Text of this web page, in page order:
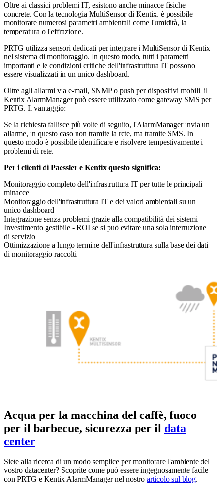
Oltre ai classici problemi IT, esistono anche minacce fisiche
concrete. Con la tecnologia MultiSensor di Kentix, è possibile
monitorare numerosi parametri ambientali come l'umidità, la
temperatura o l'effrazione.
PRTG utilizza sensori dedicati per integrare i MultiSensor di Kentix
nel sistema di monitoraggio. In questo modo, tutti i parametri
importanti e le condizioni critiche dell'infrastruttura IT possono
essere visualizzati in un unico dashboard.
Oltre agli allarmi via e-mail, SNMP o push per dispositivi mobili, il
Kentix AlarmManager può essere utilizzato come gateway SMS per
PRTG. Il vantaggio:
Se la richiesta fallisce più volte di seguito, l'AlarmManager invia un
allarme, in questo caso non tramite la rete, ma tramite SMS. In
questo modo è possibile identificare e risolvere tempestivamente i
problemi di rete.
Per i clienti di Paessler e Kentix questo significa:
Monitoraggio completo dell'infrastruttura IT per tutte le principali
minacce
Monitoraggio dell'infrastruttura IT e dei valori ambientali su un
unico dashboard
Integrazione senza problemi grazie alla compatibilità dei sistemi
Investimento gestibile - ROI se si può evitare una sola interruzione
di servizio
Ottimizzazione a lungo termine dell'infrastruttura sulla base dei dati
di monitoraggio raccolti
Acqua per la macchina del caffè, fuoco
per il barbecue, sicurezza per il data
center
Siete alla ricerca di un modo semplice per monitorare l'ambiente del
vostro datacenter? Scoprite come può essere ingegnosamente facile
con PRTG e Kentix AlarmManager nel nostro articolo sul blog.